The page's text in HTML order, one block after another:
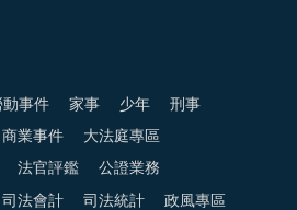
動事件 家事 少年 刑事
商業事件 大法庭專區
法官評鑑 公證業務
司法會計 司法統計 政風專區